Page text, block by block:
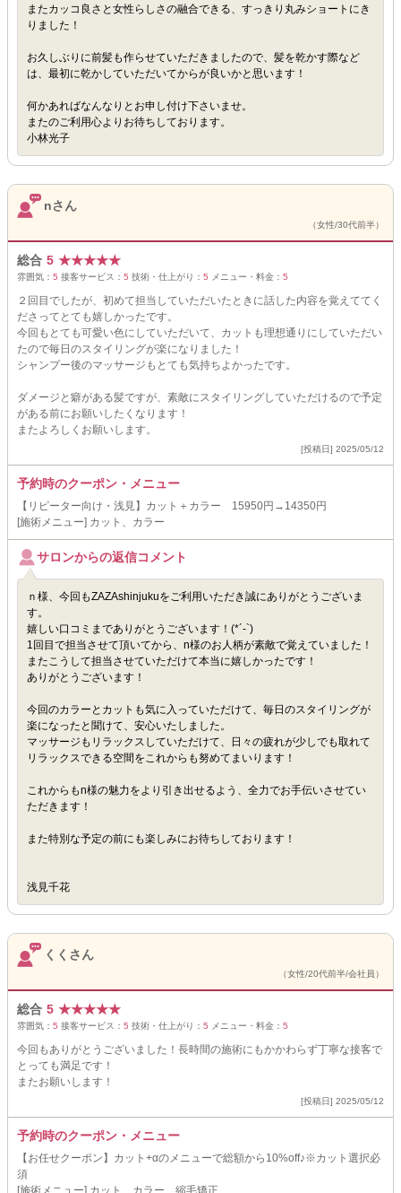
またカッコ良さと女性らしさの融合できる、すっきり丸みショートにき
りました！
お久しぶりに前髪も作らせていただきましたので、髪を乾かす際など
は、最初に乾かしていただいてからが良いかと思います！
何かあればなんなりとお申し付け下さいませ。
またのご利用心よりお待ちしております。
小林光子
nさん
（女性/30代前半）
総合 5 ★★★★★
雰囲気： 5 接客サービス： 5 技術・仕上がり： 5 メニュー・料金： 5
２回目でしたが、初めて担当していただいたときに話した内容を覚えててく
ださってとても嬉しかったです。
今回もとても可愛い色にしていただいて、カットも理想通りにしていただい
たので毎日のスタイリングが楽になりました！
シャンプー後のマッサージもとても気持ちよかったです。
ダメージと癖がある髪ですが、素敵にスタイリングしていただけるので予定
がある前にお願いしたくなります！
またよろしくお願いします。
[投稿日] 2025/05/12
予約時のクーポン・メニュー
【リピーター向け・浅見】カット＋カラー 15950円→14350円
[施術メニュー] カット、カラー
サロンからの返信コメント
ｎ様、今回もZAZAshinjukuをご利用いただき誠にありがとうございま
す。
嬉しい口コミまでありがとうございます！(*´-`)
1回目で担当させて頂いてから、n様のお人柄が素敵で覚えていました！
またこうして担当させていただけて本当に嬉しかったです！
ありがとうございます！
今回のカラーとカットも気に入っていただけて、毎日のスタイリングが
楽になったと聞けて、安心いたしました。
マッサージもリラックスしていただけて、日々の疲れが少しでも取れて
リラックスできる空間をこれからも努めてまいります！
これからもn様の魅力をより引き出せるよう、全力でお手伝いさせてい
ただきます！
また特別な予定の前にも楽しみにお待ちしております！
浅見千花
くくさん
（女性/20代前半/会社員）
総合 5 ★★★★★
雰囲気： 5 接客サービス： 5 技術・仕上がり： 5 メニュー・料金： 5
今回もありがとうございました！長時間の施術にもかかわらず丁寧な接客で
とっても満足です！
またお願いします！
[投稿日] 2025/05/12
予約時のクーポン・メニュー
【お任せクーポン】カット+αのメニューで総額から10%off♪※カット選択必
須
[施術メニュー] カット、カラー、縮毛矯正